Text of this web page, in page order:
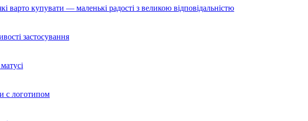
варто купувати — маленькі радості з великою відповідальністю
застосування
с логотипом